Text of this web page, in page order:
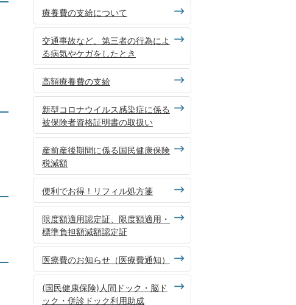
療養費の支給について
交通事故など、第三者の行為によ
る病気やケガをしたとき
高額療養費の支給
新型コロナウイルス感染症に係る
被保険者資格証明書の取扱い
産前産後期間に係る国民健康保険
税減額
便利でお得！リフィル処方箋
限度額適用認定証、限度額適用・
標準負担額減額認定証
医療費のお知らせ（医療費通知）
(国民健康保険)人間ドック・脳ド
ック・併診ドック利用助成